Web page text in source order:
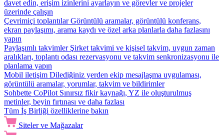
davet edin, erişim izinlerini ayarlayın ve görevler ve projeler
üzerinde çalışın
Çevrimiçi toplantılar Görüntülü aramalar, görüntülü konferans,
ekran paylaşımı, arama kaydı ve özel arka planlarla daha fazlasını
yapın
Paylaşımlı takvimler Şirket takvimi ve kişisel takvim, uygun zaman
aralıkları, toplantı odası rezervasyonu ve takvim senkronizasyonu ile
planlama yapın
Mobil iletişim Dilediğiniz yerden ekip mesajlaşma uygulaması,
görüntülü aramalar, yorumlar, takvim ve bildirimler
Sohbette CoPilot Sınırsız fikir kaynağı, YZ ile oluşturulmuş
metinler, beyin fırtınası ve daha fazlası
Tüm İş Birliği özelliklerine bakın
Siteler ve Mağazalar